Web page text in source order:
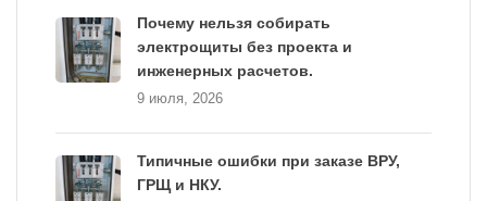
Почему нельзя собирать
электрощиты без проекта и
инженерных расчетов.
9 июля, 2026
Типичные ошибки при заказе ВРУ,
ГРЩ и НКУ.